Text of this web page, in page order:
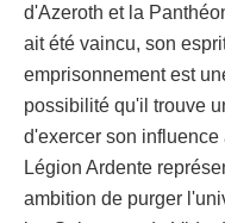
d'Azeroth et la
ait été vaincu, son
emprisonnement est
possibilité qu'il trouve
d'exercer son influence
Légion Ardente
ambition de purger